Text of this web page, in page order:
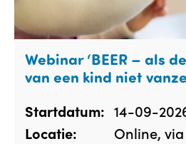
Webinar ‘BEER – als
van een kind niet
Startdatum: 14-09-
Locatie:
Online,